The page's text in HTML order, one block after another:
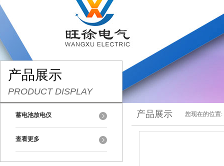
产品展示
PRODUCT DISPLAY
蓄电池放电仪
查看更多
产品展示 您现在的位置: